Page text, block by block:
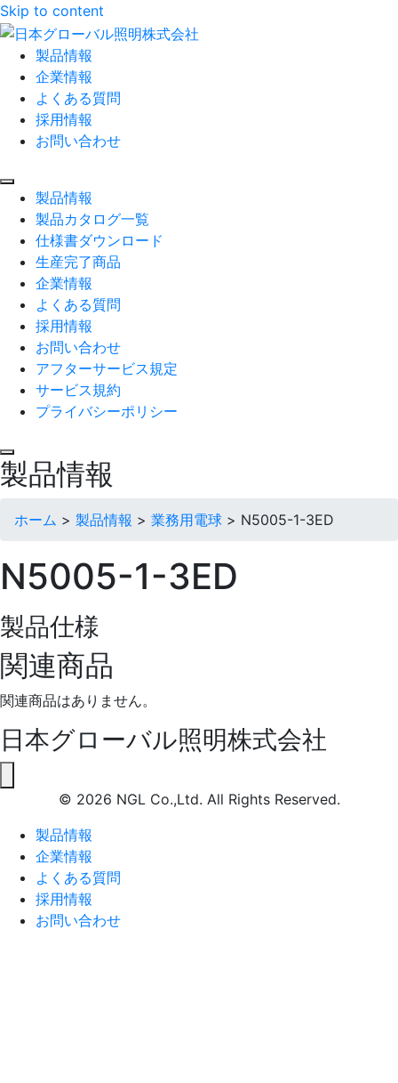
Skip to content
製品情報
企業情報
よくある質問
採用情報
お問い合わせ
製品情報
製品カタログ一覧
仕様書ダウンロード
生産完了商品
企業情報
よくある質問
採用情報
お問い合わせ
アフターサービス規定
サービス規約
プライバシーポリシー
製品情報
ホーム > 製品情報 > 業務用電球 > N5005-1-3ED
N5005-1-3ED
製品仕様
関連商品
関連商品はありません。
日本グローバル照明株式会社
© 2026 NGL Co.,Ltd. All Rights Reserved.
製品情報
企業情報
よくある質問
採用情報
お問い合わせ